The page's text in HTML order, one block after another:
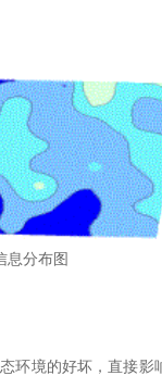
息分布图
境的好坏，直接影